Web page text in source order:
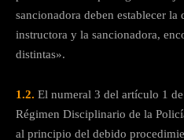
sancionadora deben establecer la
instructora y la sancionadora,
distintas».
1.2. El numeral 3 del artículo 1
Régimen Disciplinario de la
al principio del debido